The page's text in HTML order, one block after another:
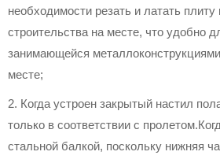
необходимости резать и латать плиту
строительства на месте, что удобно
занимающейся
месте;
2. Когда устроен закрытый настил
только в соответствии с
стальной балкой, поскольку нижняя